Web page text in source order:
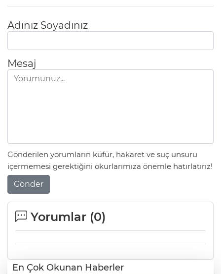
Adınız Soyadınız
Mesaj
Gönderilen yorumların küfür, hakaret ve suç unsuru
içermemesi gerektiğini okurlarımıza önemle hatırlatırız!
Gönder
Yorumlar (0)
En Çok Okunan Haberler